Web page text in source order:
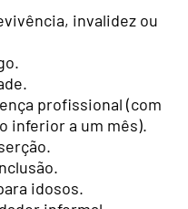
invalidez ou
profissional (com
inferior a um mês).
idosos.